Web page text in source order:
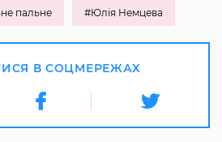
пальне #Юлія Немцева
В СОЦМЕРЕЖАХ